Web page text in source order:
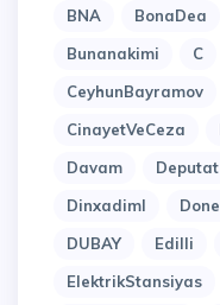
BNA
BonaDea
Bunanakimi
C
CeyhunBayramov
CinayetVeCeza
Davam
Deputat
Dinxadiml
DUBAY
Edilli
ElektrikStansiyas